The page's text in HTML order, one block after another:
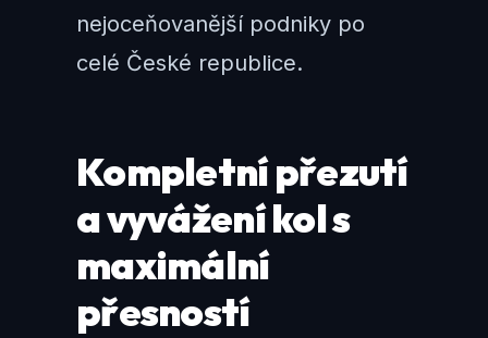
nejoceňovanější podniky po
celé České republice.
Kompletní přezutí
a vyvážení kol s
maximální
přesností